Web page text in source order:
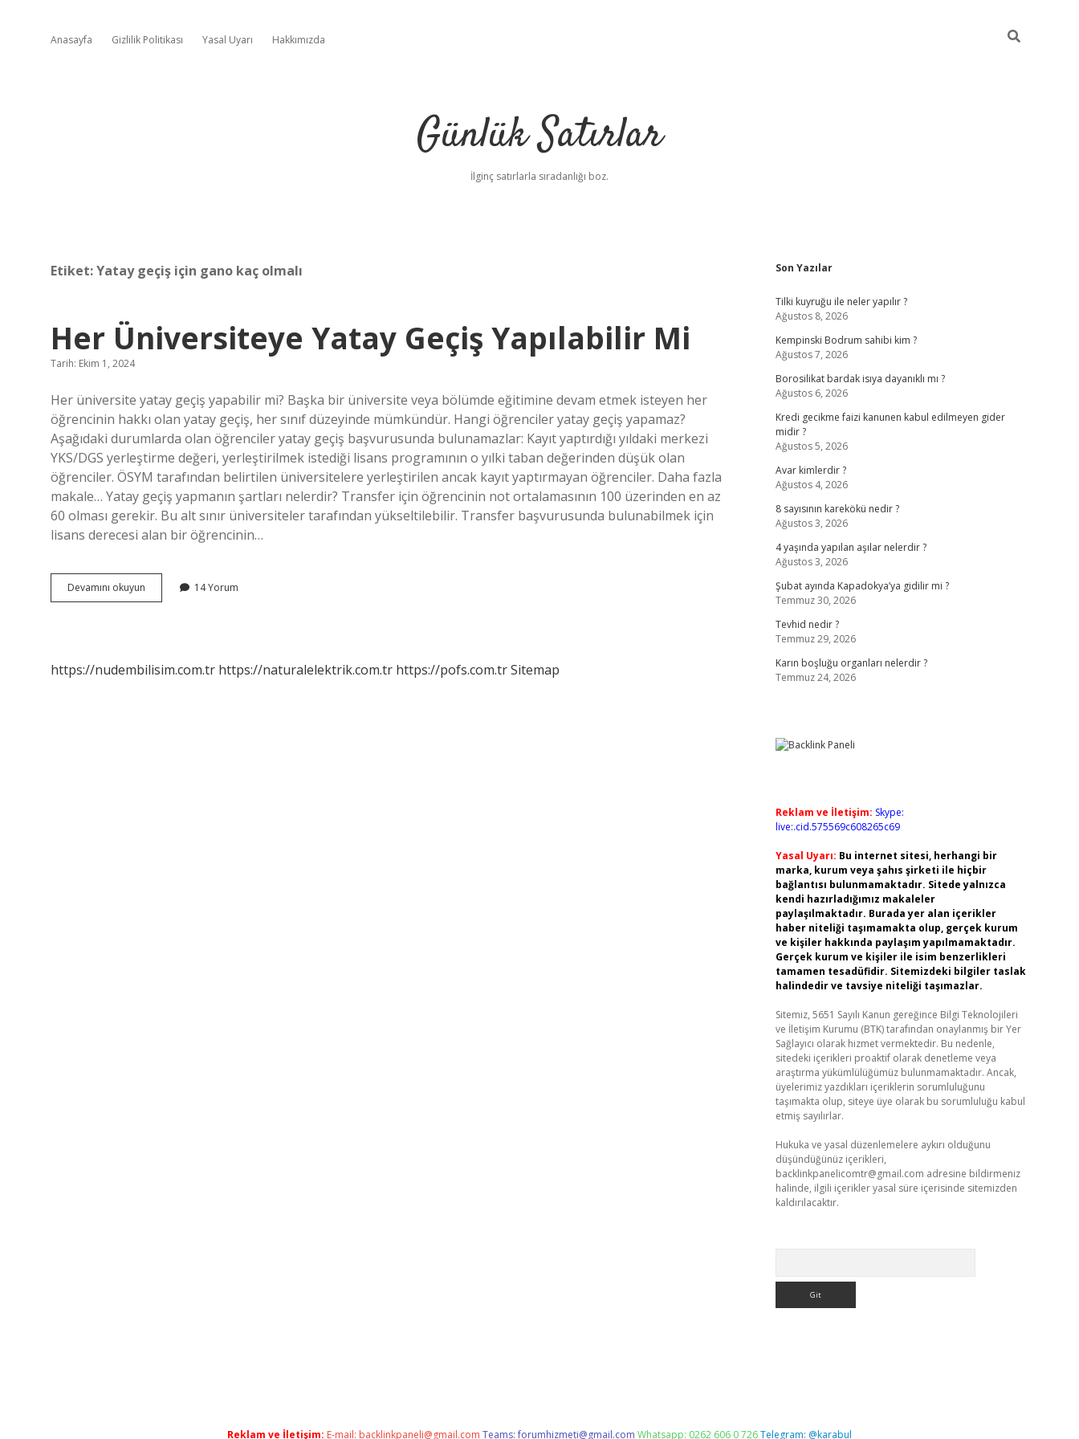
Anasayfa Gizlilik Politikası Yasal Uyarı Hakkımızda
Günlük Satırlar
İlginç satırlarla sıradanlığı boz.
Etiket:Yatay geçiş için gano kaç olmalı
Her Üniversiteye Yatay Geçiş Yapılabilir Mi
Tarih: Ekim 1, 2024
Her üniversite yatay geçiş yapabilir mi? Başka bir üniversite veya bölümde eğitimine devam etmek isteyen her
öğrencinin hakkı olan yatay geçiş, her sınıf düzeyinde mümkündür. Hangi öğrenciler yatay geçiş yapamaz?
Aşağıdaki durumlarda olan öğrenciler yatay geçiş başvurusunda bulunamazlar: Kayıt yaptırdığı yıldaki merkezi
YKS/DGS yerleştirme değeri, yerleştirilmek istediği lisans programının o yılki taban değerinden düşük olan
öğrenciler. ÖSYM tarafından belirtilen üniversitelere yerleştirilen ancak kayıt yaptırmayan öğrenciler. Daha fazla
makale… Yatay geçiş yapmanın şartları nelerdir? Transfer için öğrencinin not ortalamasının 100 üzerinden en az
60 olması gerekir. Bu alt sınır üniversiteler tarafından yükseltilebilir. Transfer başvurusunda bulunabilmek için
lisans derecesi alan bir öğrencinin…
Devamını okuyun
Üniversiteye
14 Yorum
https://nudembilisim.com.tr https://naturalelektrik.com.tr https://pofs.com.trSitemap
Sidebar
Son Yazılar
Tilki kuyruğu ile neler yapılır ?
Ağustos 8, 2026
Kempinski Bodrum sahibi kim ?
Ağustos 7, 2026
Borosilikat bardak isıya dayanıklı mı ?
Ağustos 6, 2026
Kredi gecikme faizi kanunen kabul edilmeyen gider
midir ?
Ağustos 5, 2026
Avar kimlerdir ?
Ağustos 4, 2026
8 sayısının karekökü nedir ?
Ağustos 3, 2026
4 yaşında yapılan aşılar nelerdir ?
Ağustos 3, 2026
Şubat ayında Kapadokya’ya gidilir mi ?
Temmuz 30, 2026
Tevhid nedir ?
Temmuz 29, 2026
Karın boşluğu organları nelerdir ?
Temmuz 24, 2026
Reklam ve İletişim: Skype:
live:.cid.575569c608265c69
Yasal Uyarı: Bu internet sitesi, herhangi bir
marka, kurum veya şahıs şirketi ile hiçbir
bağlantısı bulunmamaktadır. Sitede yalnızca
kendi hazırladığımız makaleler
paylaşılmaktadır. Burada yer alan içerikler
haber niteliği taşımamakta olup, gerçek kurum
ve kişiler hakkında paylaşım yapılmamaktadır.
Gerçek kurum ve kişiler ile isim benzerlikleri
tamamen tesadüfidir. Sitemizdeki bilgiler taslak
halindedir ve tavsiye niteliği taşımazlar.
Sitemiz, 5651 Sayılı Kanun gereğince Bilgi Teknolojileri
ve İletişim Kurumu (BTK) tarafından onaylanmış bir Yer
Sağlayıcı olarak hizmet vermektedir. Bu nedenle,
sitedeki içerikleri proaktif olarak denetleme veya
araştırma yükümlülüğümüz bulunmamaktadır. Ancak,
üyelerimiz yazdıkları içeriklerin sorumluluğunu
taşımakta olup, siteye üye olarak bu sorumluluğu kabul
etmiş sayılırlar.
Hukuka ve yasal düzenlemelere aykırı olduğunu
düşündüğünüz içerikleri,
backlinkpanelicomtr@gmail.com adresine bildirmeniz
halinde, ilgili içerikler yasal süre içerisinde sitemizden
kaldırılacaktır.
Reklam ve İletişim: E-mail: backlinkpaneli@gmail.com Teams:forumhizmeti@gmail.com Whatsapp: 0262 606 0 726Telegram: @karabul